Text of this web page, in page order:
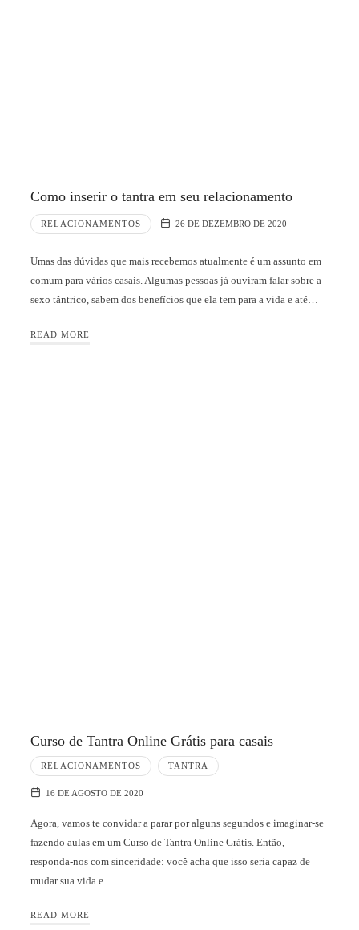
Como inserir o tantra em seu relacionamento
RELACIONAMENTOS 26 DE DEZEMBRO DE 2020
Umas das dúvidas que mais recebemos atualmente é um assunto em
comum para vários casais. Algumas pessoas já ouviram falar sobre a
sexo tântrico, sabem dos benefícios que ela tem para a vida e até…
READ MORE
Curso de Tantra Online Grátis para casais
RELACIONAMENTOS TANTRA
16 DE AGOSTO DE 2020
Agora, vamos te convidar a parar por alguns segundos e imaginar-se
fazendo aulas em um Curso de Tantra Online Grátis. Então,
responda-nos com sinceridade: você acha que isso seria capaz de
mudar sua vida e…
READ MORE